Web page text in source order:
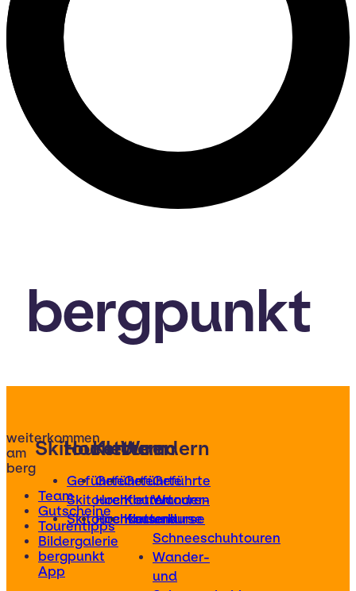
bergpunkt
weiterkommen
am
berg
Team
Gutscheine
Tourentipps
Bildergalerie
bergpunkt
App
Skitouren
Geführte
Skitouren
Skitourenkurse
Hochtouren
Geführte
Hochtouren
Hochtourenkurse
Klettern
Geführte
Klettertouren
Kletterkurse
Wandern
Geführte
Wander-
und
Schneeschuhtouren
Wander-
und